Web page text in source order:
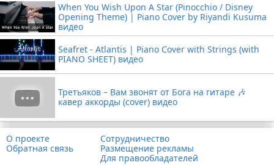
When You Wish Upon A Star (Pinocchio / Disney
Opening Theme) | Piano Cover by Riyandi Kusuma
видео
Seafret - Atlantis | Piano Cover with Strings (with
PIANO SHEET) видео
Третьяков – Вам звонят от Бога на гитаре 🎶
кавер аккорды (cover) видео
О проекте
Обратная связь
Сотрудничество
Размещение рекламы
Для правообладателей